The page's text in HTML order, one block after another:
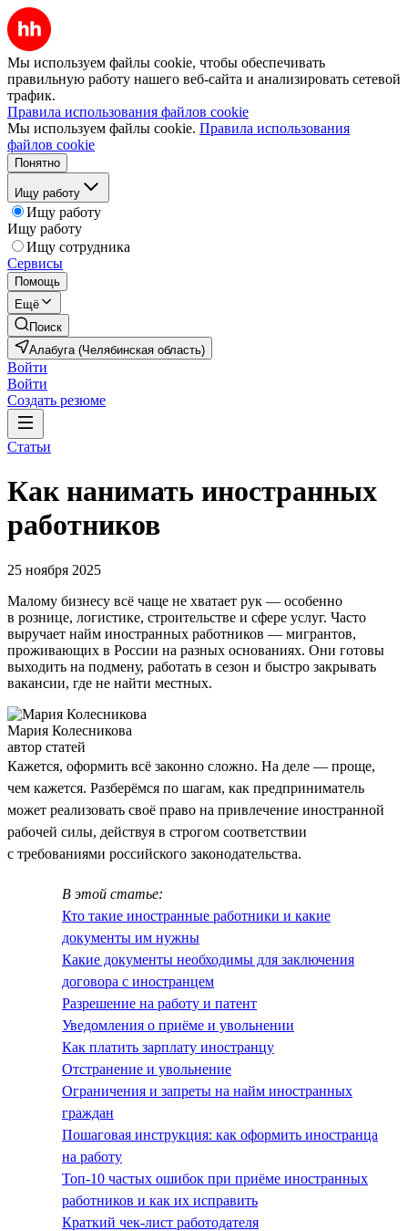
Мы используем файлы cookie, чтобы обеспечивать
правильную работу нашего веб-сайта и анализировать сетевой
трафик.
Правила использования файлов cookie
Мы используем файлы cookie. Правила использования
файлов cookie
Понятно
Ищу работу
Ищу работу
Ищу работу
Ищу сотрудника
Сервисы
Помощь
Ещё
Поиск
Алабуга (Челябинская область)
Войти
Войти
Создать резюме
Статьи
Как нанимать иностранных
работников
25 ноября 2025
Малому бизнесу всё чаще не хватает рук — особенно
в рознице, логистике, строительстве и сфере услуг. Часто
выручает найм иностранных работников — мигрантов,
проживающих в России на разных основаниях. Они готовы
выходить на подмену, работать в сезон и быстро закрывать
вакансии, где не найти местных.
Мария Колесникова
автор статей
Кажется, оформить всё законно сложно. На деле — проще,
чем кажется. Разберёмся по шагам, как предприниматель
может реализовать своё право на привлечение иностранной
рабочей силы, действуя в строгом соответствии
с требованиями российского законодательства.
В этой статье:
Кто такие иностранные работники и какие
документы им нужны
Какие документы необходимы для заключения
договора с иностранцем
Разрешение на работу и патент
Уведомления о приёме и увольнении
Как платить зарплату иностранцу
Отстранение и увольнение
Ограничения и запреты на найм иностранных
граждан
Пошаговая инструкция: как оформить иностранца
на работу
Топ-10 частых ошибок при приёме иностранных
работников и как их исправить
Краткий чек-лист работодателя